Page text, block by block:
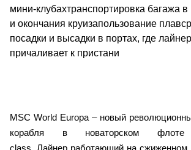
MSC World Europa – новый
корабля в новаторском
class. Лайнер работающий на сжиженном
мини-клубахтранспортировка багажа в
и окончания круизапользование
посадки и высадки в портах, где
причаливает к пристани